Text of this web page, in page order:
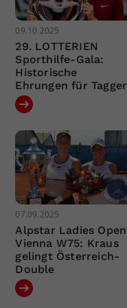
09.10.2025
29. LOTTERIEN
Sporthilfe-Gala:
Historische
Ehrungen für Tagger
07.09.2025
Alpstar Ladies Open
Vienna W75: Kraus
gelingt Österreich-
Double